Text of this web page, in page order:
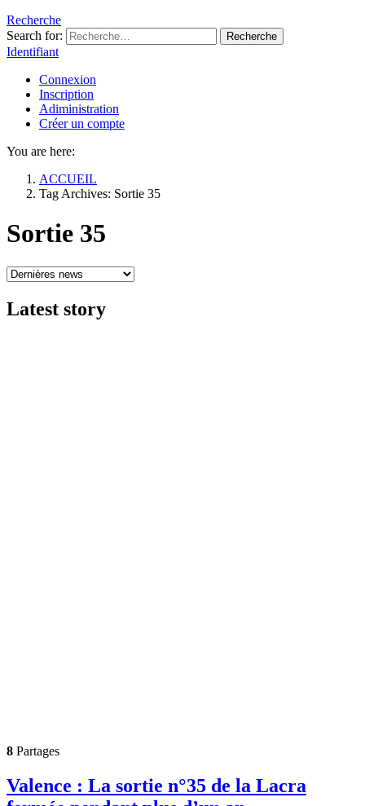
Recherche
Search for:
Recherche
Identifiant
Connexion
Inscription
Adiministration
Créer un compte
You are here:
ACCUEIL
Tag Archives: Sortie 35
Sortie 35
Latest story
8 Partages
Valence : La sortie n°35 de la Lacra